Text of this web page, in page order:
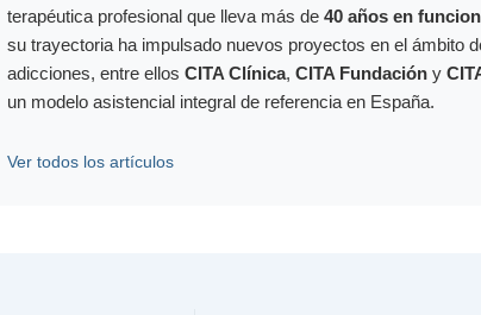
terapéutica profesional que lleva más de 40 años en
su trayectoria ha impulsado nuevos proyectos en el ámbito
adicciones, entre ellos CITA Clínica, CITA Fundación y
un modelo asistencial integral de referencia en España.
Ver todos los artículos